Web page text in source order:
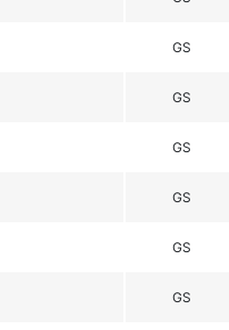
GS
GS
GS
GS
GS
GS